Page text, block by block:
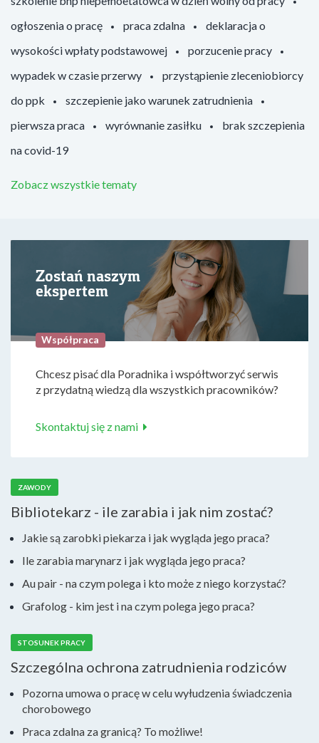
ogłoszenia o pracę
praca zdalna
deklaracja o
wysokości wpłaty podstawowej
porzucenie pracy
wypadek w czasie przerwy
przystąpienie zleceniobiorcy
do ppk
szczepienie jako warunek zatrudnienia
pierwsza praca
wyrównanie zasiłku
brak szczepienia
na covid-19
Zobacz wszystkie tematy
Zostań naszym
ekspertem
Współpraca
Chcesz pisać dla Poradnika i współtworzyć serwis
z przydatną wiedzą dla wszystkich pracowników?
Skontaktuj się z nami
ZAWODY
Bibliotekarz - ile zarabia i jak nim zostać?
Jakie są zarobki piekarza i jak wygląda jego praca?
Ile zarabia marynarz i jak wygląda jego praca?
Au pair - na czym polega i kto może z niego korzystać?
Grafolog - kim jest i na czym polega jego praca?
STOSUNEK PRACY
Szczególna ochrona zatrudnienia rodziców
Pozorna umowa o pracę w celu wyłudzenia świadczenia
chorobowego
Praca zdalna za granicą? To możliwe!